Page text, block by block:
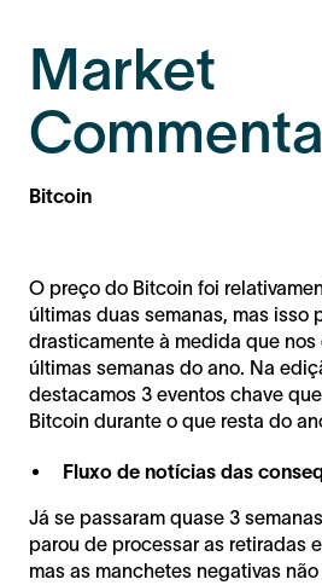
Market
Bitcoin
O preço do Bitcoin foi
últimas duas semanas, mas isso
drasticamente à medida que
últimas semanas do ano. Na
destacamos 3 eventos chave
Bitcoin durante o que resta do
Fluxo de notícias das
Já se passaram quase 3
parou de processar as retiradas
mas as manchetes negativas não